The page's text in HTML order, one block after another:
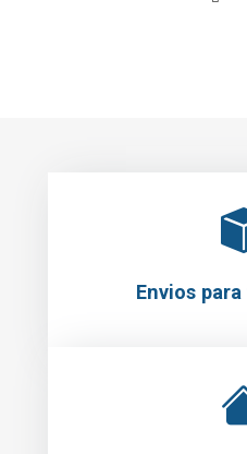
Envios